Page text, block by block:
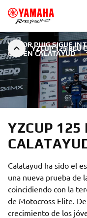
YZCUP 125 BLU
VÍCTOR PUIG SIGUE
CUP EN CALATAYUD |
YZCUP 125
Calatayud ha sido el
una nueva prueba de
coincidiendo con la
de Motocross Elite.
crecimiento de los